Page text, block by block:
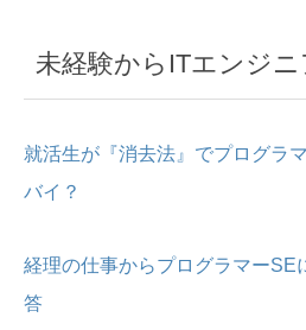
未経験からITエンジ
就活生が『消去法』でプログラ
バイ？
経理の仕事からプログラマーSE
答